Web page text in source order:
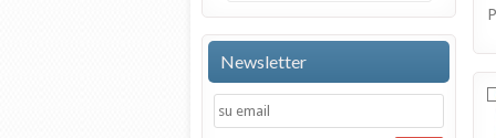
Newsletter